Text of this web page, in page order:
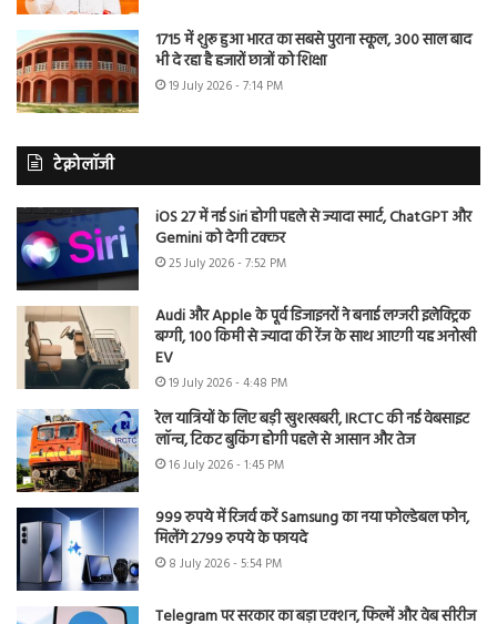
1715 में शुरू हुआ भारत का सबसे पुराना स्कूल, 300 साल बाद
भी दे रहा है हजारों छात्रों को शिक्षा
19 July 2026 - 7:14 PM
टेक्नोलॉजी
iOS 27 में नई Siri होगी पहले से ज्यादा स्मार्ट, ChatGPT और
Gemini को देगी टक्कर
25 July 2026 - 7:52 PM
Audi और Apple के पूर्व डिजाइनरों ने बनाई लग्जरी इलेक्ट्रिक
बग्गी, 100 किमी से ज्यादा की रेंज के साथ आएगी यह अनोखी
EV
19 July 2026 - 4:48 PM
रेल यात्रियों के लिए बड़ी खुशखबरी, IRCTC की नई वेबसाइट
लॉन्च, टिकट बुकिंग होगी पहले से आसान और तेज
16 July 2026 - 1:45 PM
999 रुपये में रिजर्व करें Samsung का नया फोल्डेबल फोन,
मिलेंगे 2799 रुपये के फायदे
8 July 2026 - 5:54 PM
Telegram पर सरकार का बड़ा एक्शन, फिल्में और वेब सीरीज